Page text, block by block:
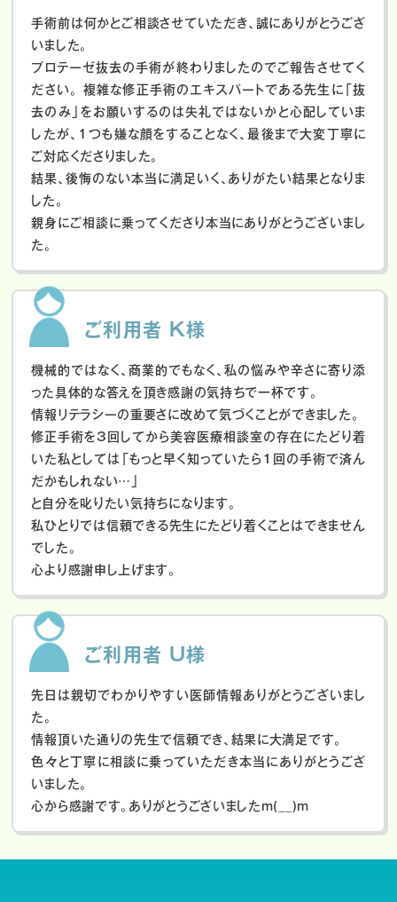
手術前は何かとご相談させていただき、誠にありがとうござ
いました。
プロテーゼ抜去の手術が終わりましたのでご報告させてく
ださい。
複雑な修正手術のエキスパートである先生に「抜
去のみ」をお願いするのは失礼ではないかと心配していま
したが、１つも嫌な顔をすることなく、最後まで大変丁寧に
ご対応くださりました。
結果、後悔のない本当に満足いく、ありがたい結果となりま
した。
親身にご相談に乗ってくださり本当にありがとうございまし
た。
ご利用者 K様
機械的ではなく、商業的でもなく、私の悩みや辛さに寄り添
った具体的な答えを頂き感謝の気持ちで一杯です。
情報リテラシーの重要さに改めて気づくことができました。
修正手術を3回してから美容医療相談室の存在にたどり着
いた私としては「もっと早く知っていたら1回の手術で済ん
だかもしれない…」
と自分を叱りたい気持ちになります。
私ひとりでは信頼できる先生にたどり着くことはできません
でした。
心より感謝申し上げます。
ご利用者 U様
先日は親切でわかりやすい医師情報ありがとうございまし
た。
情報頂いた通りの先生で信頼でき、結果に大満足です。
色々と丁寧に相談に乗っていただき本当にありがとうござ
いました。
心から感謝です。ありがとうございましたm(__)m